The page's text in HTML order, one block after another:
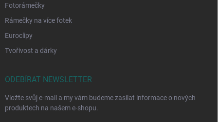
Fotorámečky
Rámečky na více fotek
Euroclipy
Tvořivost a dárky
ODEBÍRAT NEWSLETTER
Vložte svůj e-mail a my vám budeme zasílat informace o nových
produktech na našem e-shopu.